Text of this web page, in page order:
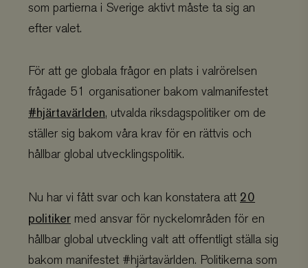
som partierna i Sverige aktivt måste ta sig an
efter valet.
För att ge globala frågor en plats i valrörelsen
frågade 51 organisationer bakom valmanifestet
#hjärtavärlden, utvalda riksdagspolitiker om de
ställer sig bakom våra krav för en rättvis och
hållbar global utvecklingspolitik.
Nu har vi fått svar och kan konstatera att 20
politiker med ansvar för nyckelområden för en
hållbar global utveckling valt att offentligt ställa sig
bakom manifestet #hjärtavärlden. Politikerna som